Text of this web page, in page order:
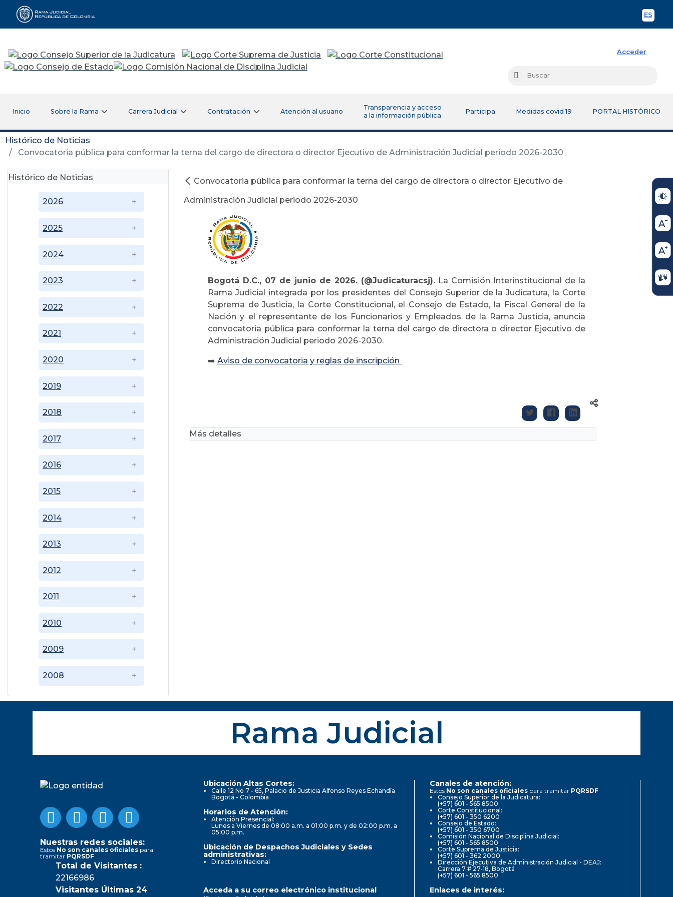
ES
Rama Judicial
Acceder
Buscar
Inicio Sobre la Rama Carrera Judicial Contratación Atención al usuario
Transparencia y acceso
a la información pública
Participa Medidas covid 19 PORTAL HISTÓRICO
Histórico de Noticias
Convocatoria pública para conformar la terna del cargo de directora o director Ejecutivo de Administración Judicial periodo 2026-2030
Histórico de Noticias
2008
2009
2010
2011
2012
2013
2014
2015
2016
2017
2018
2019
2020
2021
2022
2023
2024
2025
2026
Convocatoria pública para conformar la terna del cargo de directora o director Ejecutivo de
Administración Judicial periodo 2026-2030
Bogotá D.C., 07 de junio de 2026. (@Judicaturacsj). La Comisión Interinstitucional de la
Rama Judicial integrada por los presidentes del Consejo Superior de la Judicatura, la Corte
Suprema de Justicia, la Corte Constitucional, el Consejo de Estado, la Fiscal General de la
Nación y el representante de los Funcionarios y Empleados de la Rama Justicia, anuncia
convocatoria pública para conformar la terna del cargo de directora o director Ejecutivo de
Administración Judicial periodo 2026-2030.
➡️ Aviso de convocatoria y reglas de inscripción
Más detalles
Rama Judicial
Nuestras redes sociales:
Estos No son canales oficiales para
tramitar PQRSDF
Total de Visitantes :
22166986
Visitantes Últimas 24
Ubicación Altas Cortes:
Calle 12 No 7 - 65, Palacio de Justicia Alfonso Reyes Echandía
Bogotá - Colombia
Horarios de Atención:
Atención Presencial:
Lunes a Viernes de 08:00 a.m. a 01:00 p.m. y de 02:00 p.m. a
05:00 p.m.
Ubicación de Despachos Judiciales y Sedes
administrativas:
Directorio Nacional
Canales de atención:
Estos No son canales oficiales para tramitar PQRSDF
Consejo Superior de la Judicatura:
(+57) 601 - 565 8500
Corte Constitucional:
(+57) 601 - 350 6200
Consejo de Estado:
(+57) 601 - 350 6700
Comisión Nacional de Disciplina Judicial:
(+57) 601 - 565 8500
Corte Suprema de Justicia:
(+57) 601 - 362 2000
Dirección Ejecutiva de Administración Judicial - DEAJ:
Carrera 7 # 27-18, Bogotá
(+57) 601 - 565 8500
Acceda a su correo electrónico institucional Enlaces de interés: